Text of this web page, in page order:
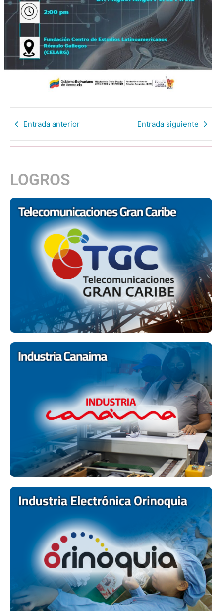
Entrada anterior Entrada siguiente
LOGROS